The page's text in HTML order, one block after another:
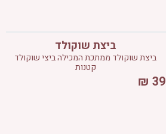
ביצת שוקולד
ביצת שוקולד ממתכת המכילה ביצי שוקולד
קטנות
39
₪